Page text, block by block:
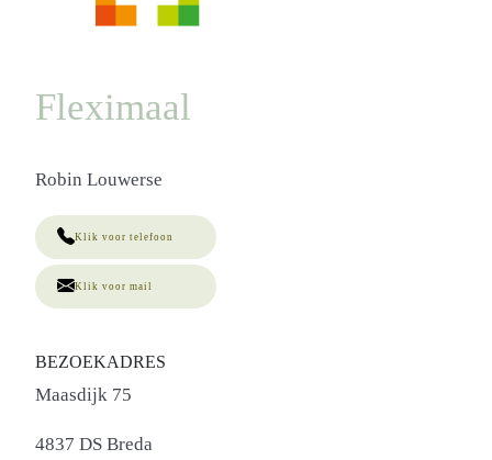
Fleximaal
Robin Louwerse
Klik voor telefoon
Klik voor mail
BEZOEKADRES
Maasdijk 75
4837 DS Breda